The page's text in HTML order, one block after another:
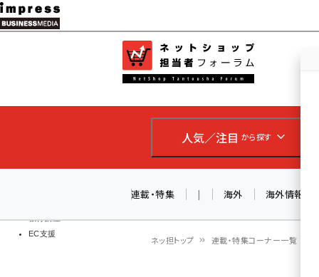
メ
イ
ン
ツ
移
教育講座
EC支援
人気／注目 から探す
連載・特集 | 海外 海外情報
ネッ担トップ 連載・特集コーナー一覧